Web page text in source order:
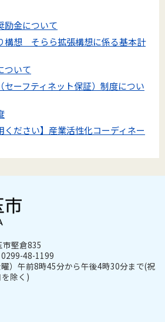
励金について
構想 そらら拡張構想に係る基本計
ついて
セーフティネット保証）制度につい
ください】産業活性化コーディネー
堅倉835
48-1199
）午前8時45分から午後4時30分まで(祝
除く)